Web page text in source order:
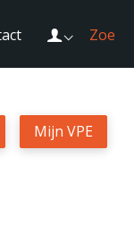
LoginZoek
Mijn VPE